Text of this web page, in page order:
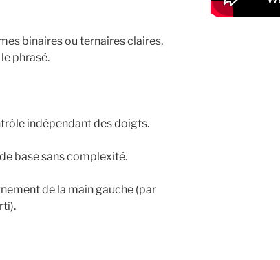
binaires ou ternaires claires,
phrasé.
indépendant des doigts.
base sans complexité.
de la main gauche (par